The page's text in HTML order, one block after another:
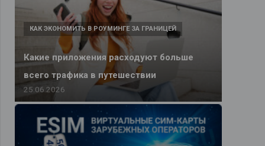
Какие приложения расходуют больше
всего трафика в путешествии
КАК ЭКОНОМИТЬ В РОУМИНГЕ ЗА ГРАНИЦЕЙ
25.06.2026